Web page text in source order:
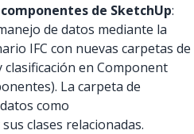
de SketchUp:
de datos mediante la
IFC con nuevas carpetas de
en Component
La carpeta de
como
clases relacionadas.